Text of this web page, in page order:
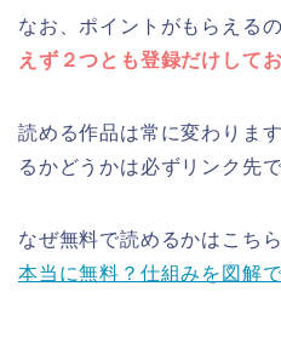
なお、ポイントがもらえる
えず２つとも登録だけして
読める作品は常に変わりま
るかどうかは必ずリンク先
なぜ無料で読めるかはこちら
本当に無料？仕組みを図解